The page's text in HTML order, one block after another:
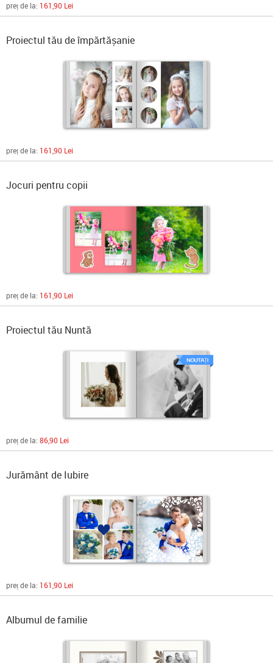
preț de la: 161,90 Lei
Proiectul tău de împărtășanie
preț de la: 161,90 Lei
Jocuri pentru copii
preț de la: 161,90 Lei
Proiectul tău Nuntă
preț de la: 86,90 Lei
Jurământ de Iubire
preț de la: 161,90 Lei
Albumul de familie